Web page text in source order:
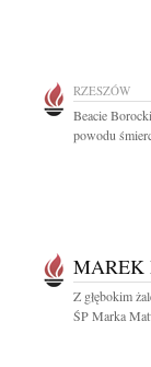
RZESZÓW
Beacie
powodu
MAREK
Z głębokim
ŚP Marka